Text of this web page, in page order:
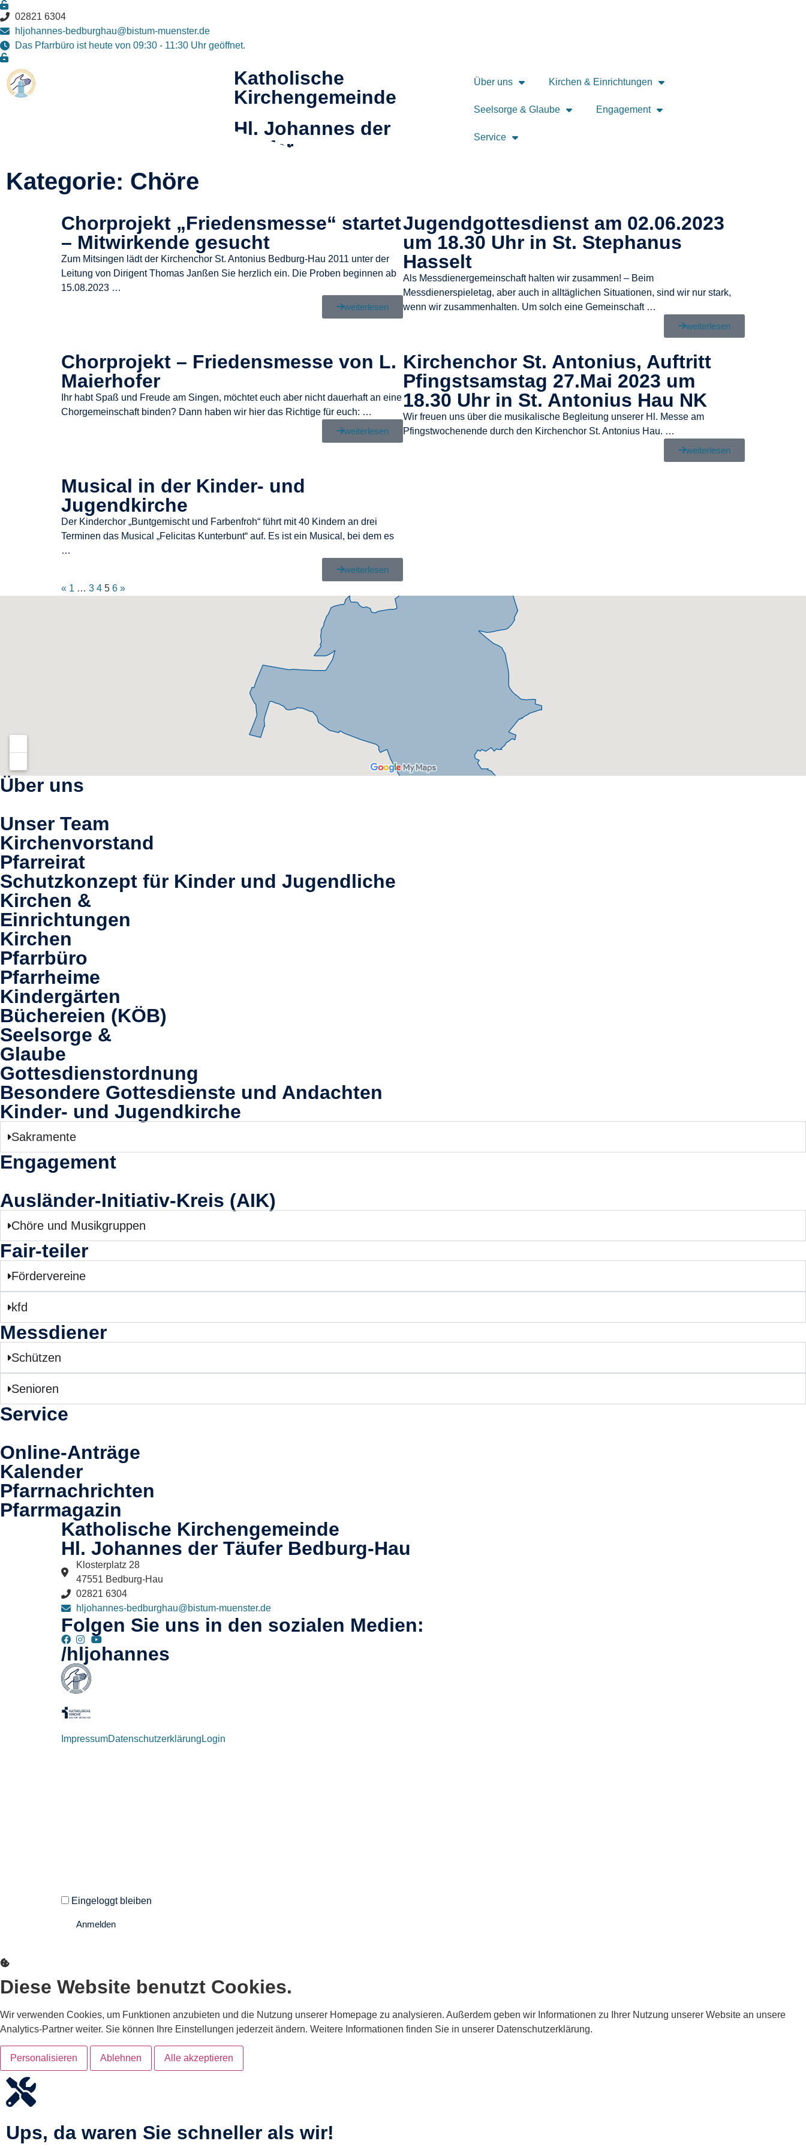
02821 6304
hljohannes-bedburghau@bistum-muenster.de
Das Pfarrbüro ist heute von 09:30 - 11:30 Uhr geöffnet.
Katholische
Kirchengemeinde
Hl. Johannes der
Täufer
Über uns Kirchen & Einrichtungen
Seelsorge & Glaube Engagement
Service
Kategorie: Chöre
Chorprojekt „Friedensmesse“ startet
– Mitwirkende gesucht
Zum Mitsingen lädt der Kirchenchor St. Antonius Bedburg-Hau 2011 unter der
Leitung von Dirigent Thomas Janßen Sie herzlich ein. Die Proben beginnen ab
15.08.2023 …
weiterlesen
Jugendgottesdienst am 02.06.2023
um 18.30 Uhr in St. Stephanus
Hasselt
Als Messdienergemeinschaft halten wir zusammen! – Beim
Messdienerspieletag, aber auch in alltäglichen Situationen, sind wir nur stark,
wenn wir zusammenhalten. Um solch eine Gemeinschaft …
weiterlesen
Chorprojekt – Friedensmesse von L.
Maierhofer
Ihr habt Spaß und Freude am Singen, möchtet euch aber nicht dauerhaft an eine
Chorgemeinschaft binden? Dann haben wir hier das Richtige für euch: …
weiterlesen
Kirchenchor St. Antonius, Auftritt
Pfingstsamstag 27.Mai 2023 um
18.30 Uhr in St. Antonius Hau NK
Wir freuen uns über die musikalische Begleitung unserer Hl. Messe am
Pfingstwochenende durch den Kirchenchor St. Antonius Hau. …
weiterlesen
Musical in der Kinder- und
Jugendkirche
Der Kinderchor „Buntgemischt und Farbenfroh“ führt mit 40 Kindern an drei
Terminen das Musical „Felicitas Kunterbunt“ auf. Es ist ein Musical, bei dem es
…
weiterlesen
« 1 … 3 4 5 6 »
Über uns
Unser Team
Kirchenvorstand
Pfarreirat
Schutzkonzept für Kinder und Jugendliche
Kirchen &
Einrichtungen
Kirchen
Pfarrbüro
Pfarrheime
Kindergärten
Büchereien (KÖB)
Seelsorge &
Glaube
Gottesdienstordnung
Besondere Gottesdienste und Andachten
Kinder- und Jugendkirche
Sakramente
Engagement
Ausländer-Initiativ-Kreis (AIK)
Chöre und Musikgruppen
Fair-teiler
Fördervereine
kfd
Messdiener
Schützen
Senioren
Service
Online-Anträge
Kalender
Pfarrnachrichten
Pfarrmagazin
Katholische Kirchengemeinde
Hl. Johannes der Täufer Bedburg-Hau​
Klosterplatz 28
47551 Bedburg-Hau
02821 6304
hljohannes-bedburghau@bistum-muenster.de
Folgen Sie uns in den sozialen Medien:
/hljohannes
ImpressumDatenschutzerklärung Login
Eingeloggt bleiben
Anmelden
Diese Website benutzt Cookies.
Wir verwenden Cookies, um Funktionen anzubieten und die Nutzung unserer Homepage zu analysieren. Außerdem geben wir Informationen zu Ihrer Nutzung unserer Website an unsere
Analytics-Partner weiter. Sie können Ihre Einstellungen jederzeit ändern. Weitere Informationen finden Sie in unserer Datenschutzerklärung.
Personalisieren Ablehnen Alle akzeptieren
Ups, da waren Sie schneller als wir!